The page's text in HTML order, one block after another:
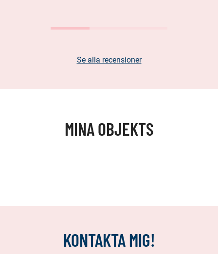
Se alla recensioner
MINA OBJEKTS
KONTAKTA MIG!